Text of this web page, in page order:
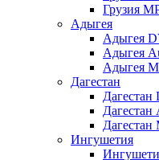
Грузия
Адыгея
Адыгея
Адыгея
Адыгея
Дагестан
Дагестан
Дагестан
Дагестан
Ингушетия